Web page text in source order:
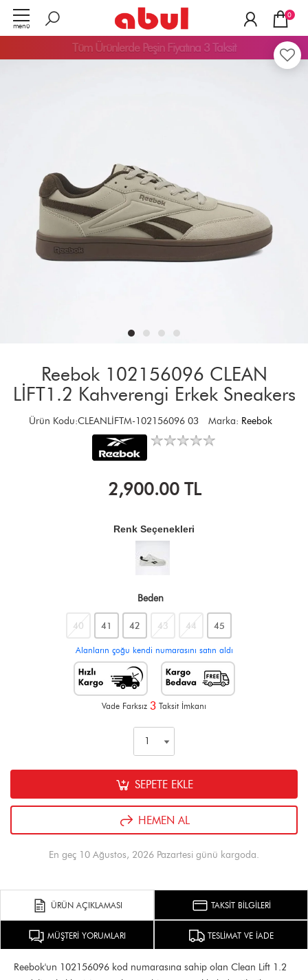
menü
0
Tüm Ürünlerde Peşin Fiyatına 3 Taksit
Reebok 102156096 CLEAN
LİFT1.2 Kahverengi Erkek Sneakers
Ürün Kodu:CLEANLİFTM-102156096 03 Marka: Reebok
2,900.00TL
Renk Seçenekleri
Beden
40 41 42 43 44 45
Alanların çoğu kendi numarasını satın aldı
Vade Farksız 3 Taksit İmkanı
SEPETE EKLE
HEMEN AL
En geç 10 Ağustos, 2026 Pazartesi günü kargoda.
ÜRÜN AÇIKLAMASI TAKSİT BİLGİLERİ
MÜŞTERİ YORUMLARI TESLİMAT VE İADE
Reebok'un 102156096 kod numarasına sahip olan Clean Lift 1.2